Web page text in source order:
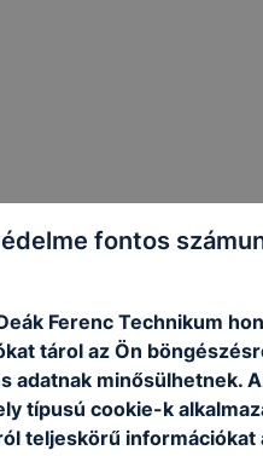
‹ 2026. augusztus ›
fontos
Ferenc Technikum
tárol az Ön
adatnak minősülhetnek.
típusú cookie-k
teljeskörű információkat